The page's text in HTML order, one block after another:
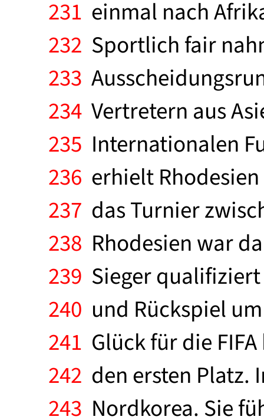
231 einmal nach
232 Sportlich fair
233
234 Vertretern aus
235 Internationalen
236 erhielt
237 das Turnier
238 Rhodesien war
239 Sieger
240 und Rückspiel
241 Glück für die
242 den ersten Platz.
243 Nordkorea. Sie